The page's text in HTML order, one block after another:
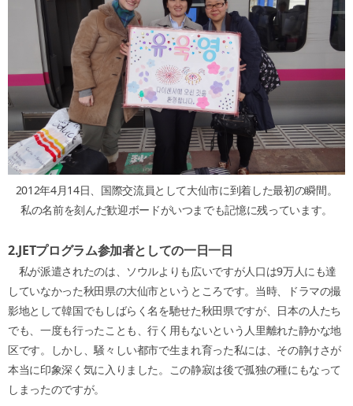
2012年4月14日、国際交流員として大仙市に到着した最初の瞬間。
私の名前を刻んだ歓迎ボードがいつまでも記憶に残っています。
2.JETプログラム参加者としての一日一日
私が派遣されたのは、ソウルよりも広いですが人口は9万人にも達
していなかった秋田県の大仙市というところです。当時、ドラマの撮
影地として韓国でもしばらく名を馳せた秋田県ですが、日本の人たち
でも、一度も行ったことも、行く用もないという人里離れた静かな地
区です。しかし、騒々しい都市で生まれ育った私には、その静けさが
本当に印象深く気に入りました。この静寂は後で孤独の種にもなって
しまったのですが。